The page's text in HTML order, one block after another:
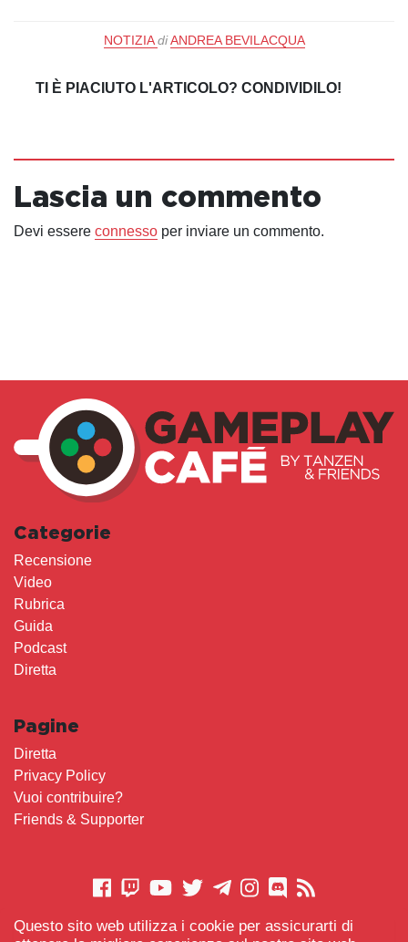
Questo sito web utilizza i cookie per assicurarti di
NOTIZIA di ANDREA BEVILACQUA
TI È PIACIUTO L'ARTICOLO? CONDIVIDILO!
Lascia un commento
Devi essere connesso per inviare un commento.
Categorie
Recensione
Video
Rubrica
Guida
Podcast
Diretta
Pagine
Diretta
Privacy Policy
Vuoi contribuire?
Friends & Supporter
CONTATTACI